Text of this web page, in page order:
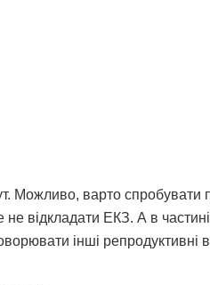
Можливо, варто спробувати
відкладати ЕКЗ. А в частині
інші репродуктивні